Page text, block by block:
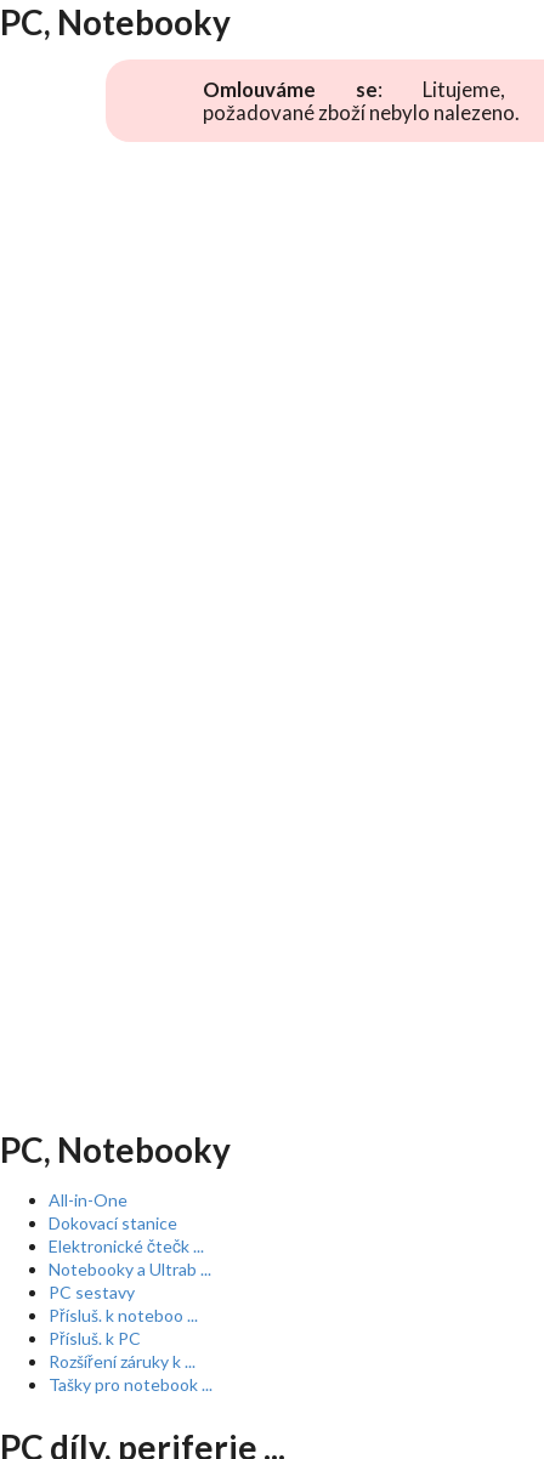
PC, Notebooky
Omlouváme se: Litujeme,
požadované zboží nebylo nalezeno.
PC, Notebooky
All-in-One
Dokovací stanice
Elektronické čtečk ...
Notebooky a Ultrab ...
PC sestavy
Přísluš. k noteboo ...
Přísluš. k PC
Rozšíření záruky k ...
Tašky pro notebook ...
PC díly, periferie ...